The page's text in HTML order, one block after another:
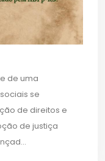
de uma
se
de direitos e
de justiça